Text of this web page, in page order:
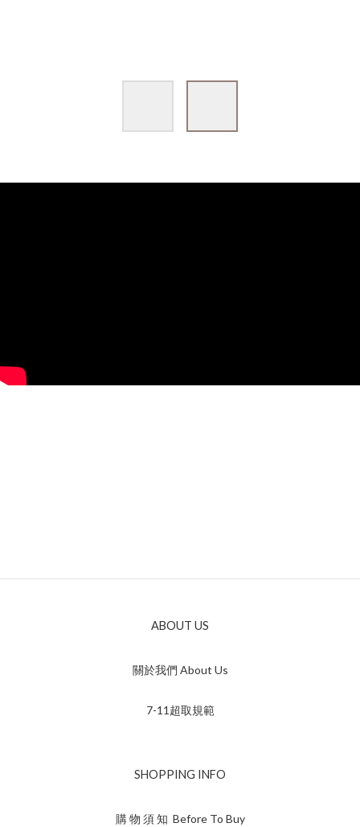
ABOUT US
關於我們 About Us
7-11超取規範
SHOPPING INFO
購 物 須 知 Before To Buy